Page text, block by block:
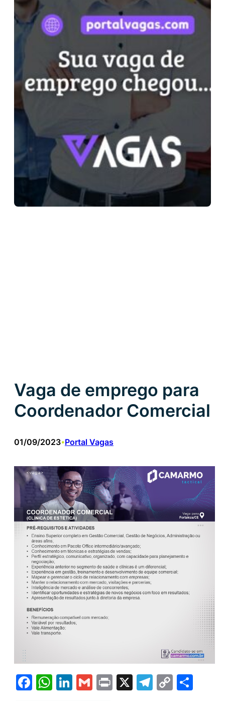
Vaga de emprego para
Coordenador Comercial
01/09/2023•Portal Vagas
Facebook
WhatsApp
LinkedIn
GmailPrint
X Telegram
Copy